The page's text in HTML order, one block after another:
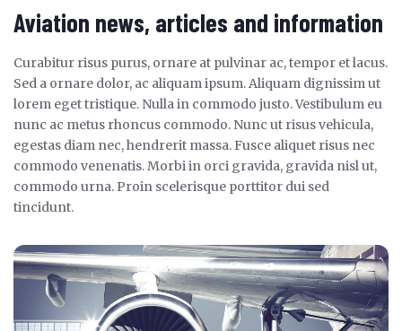
Aviation news, articles and information
Curabitur risus purus, ornare at pulvinar ac, tempor et lacus.
Sed a ornare dolor, ac aliquam ipsum. Aliquam dignissim ut
lorem eget tristique. Nulla in commodo justo. Vestibulum eu
nunc ac metus rhoncus commodo. Nunc ut risus vehicula,
egestas diam nec, hendrerit massa. Fusce aliquet risus nec
commodo venenatis. Morbi in orci gravida, gravida nisl ut,
commodo urna. Proin scelerisque porttitor dui sed
tincidunt.